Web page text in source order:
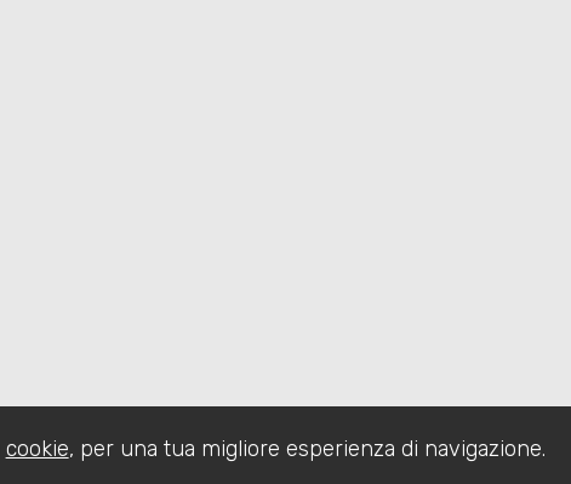
cookie, per una tua migliore esperienza di navigazione.